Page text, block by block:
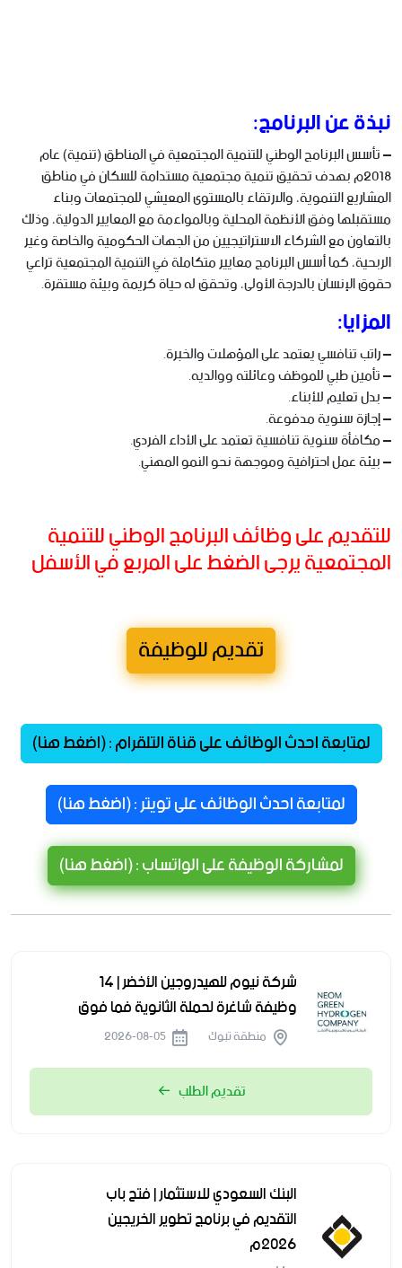
نبذة عن البرنامج:
– تأسس البرنامج الوطني للتنمية المجتمعية في المناطق (تنمية) عام
2018م بهدف تحقيق تنمية مجتمعية مستدامة للسكان في مناطق
المشاريع التنموية، والارتقاء بالمستوى المعيشي للمجتمعات وبناء
مستقبلها وفق الأنظمة المحلية وبالمواءمة مع المعايير الدولية، وذلك
بالتعاون مع الشركاء الاستراتيجيين من الجهات الحكومية والخاصة وغير
الربحية، كما أسس البرنامج معايير متكاملة في التنمية المجتمعية تراعي
حقوق الإنسان بالدرجة الأولى، وتحقق له حياة كريمة وبيئة مستقرة.
المزايا:
– راتب تنافسي يعتمد على المؤهلات والخبرة.
– تأمين طبي للموظف وعائلته ووالديه.
– بدل تعليم للأبناء.
– إجازة سنوية مدفوعة.
– مكافأة سنوية تنافسية تعتمد على الأداء الفردي.
– بيئة عمل احترافية وموجهة نحو النمو المهني.
للتقديم على وظائف البرنامج الوطني للتنمية
المجتمعية يرجى الضغط على المربع في الأسفل
تقديم للوظيفة
لمتابعة احدث الوظائف على قناة التلقرام : (اضغط هنا)
لمتابعة احدث الوظائف على تويتر : (اضغط هنا)
لمشاركة الوظيفة على الواتساب : (اضغط هنا)
شركة نيوم للهيدروجين الأخضر | 14
وظيفة شاغرة لحملة الثانوية فما فوق
منطقة تبوك
تقديم الطلب
البنك السعودي للاستثمار | فتح باب
التقديم في برنامج تطوير الخريجين
2026م